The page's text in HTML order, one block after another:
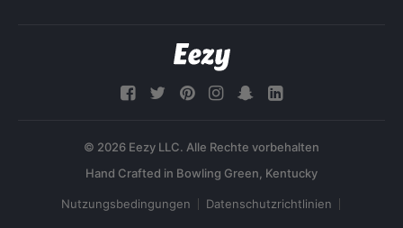
© 2026 Eezy LLC. Alle Rechte vorbehalten
Nutzungsbedingungen Datenschutzrichtlinien